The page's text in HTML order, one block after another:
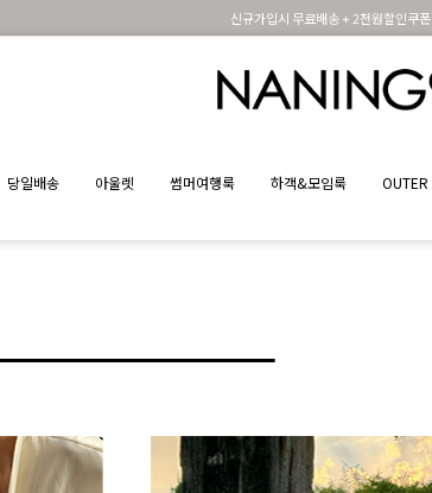
신규가입시 무료배송 + 2천원할인쿠폰
당일배송 아울렛 썸머여행룩 하객&모임룩 OUTER